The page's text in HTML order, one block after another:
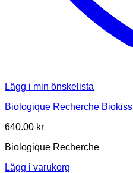
Lägg i min önskelista
Biologique Recherche Biokiss
640.00 kr
Biologique Recherche
Lägg i varukorg